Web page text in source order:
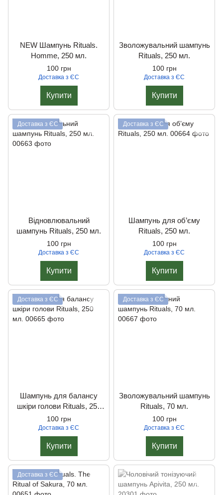
NEW Шампунь Rituals.
Homme, 250 мл.
100 грн
Доставка з ЄС
Купити
Зволожувальний шампунь
Rituals, 250 мл.
100 грн
Доставка з ЄС
Купити
Доставка з ЄС
Відновлювальний
шампунь Rituals, 250 мл.
100 грн
Доставка з ЄС
Купити
Доставка з ЄС
Шампунь для об’єму
Rituals, 250 мл.
100 грн
Доставка з ЄС
Купити
Доставка з ЄС
Шампунь для балансу
шкіри голови Rituals, 250
мл.
100 грн
Доставка з ЄС
Купити
Доставка з ЄС
Зволожувальний шампунь
Rituals, 70 мл.
100 грн
Доставка з ЄС
Купити
Доставка з ЄС